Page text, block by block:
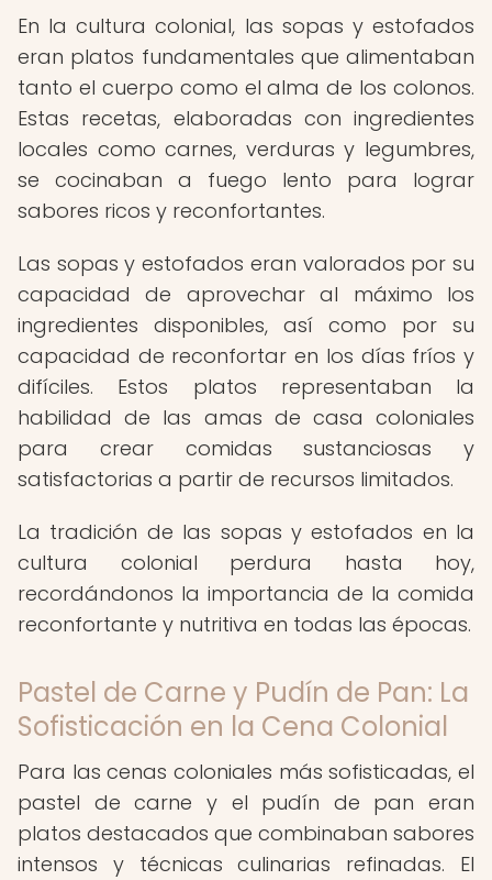
En la cultura colonial, las sopas y estofados
eran platos fundamentales que alimentaban
tanto el cuerpo como el alma de los colonos.
Estas recetas, elaboradas con ingredientes
locales como carnes, verduras y legumbres,
se cocinaban a fuego lento para lograr
sabores ricos y reconfortantes.
Las sopas y estofados eran valorados por su
capacidad de aprovechar al máximo los
ingredientes disponibles, así como por su
capacidad de reconfortar en los días fríos y
difíciles. Estos platos representaban la
habilidad de las amas de casa coloniales
para crear comidas sustanciosas y
satisfactorias a partir de recursos limitados.
La tradición de las sopas y estofados en la
cultura colonial perdura hasta hoy,
recordándonos la importancia de la comida
reconfortante y nutritiva en todas las épocas.
Pastel de Carne y Pudín de Pan: La
Sofisticación en la Cena Colonial
Para las cenas coloniales más sofisticadas, el
pastel de carne y el pudín de pan eran
platos destacados que combinaban sabores
intensos y técnicas culinarias refinadas. El